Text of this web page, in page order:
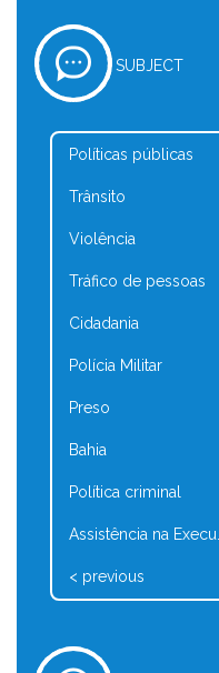
SUBJECT
Políticas públicas
Trânsito
Violência
Tráfico de pessoas
Cidadania
Polícia Militar
Preso
Bahia
Política criminal
Assistência na Execu...
< previous